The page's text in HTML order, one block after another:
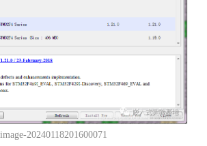
image-20240118201600071